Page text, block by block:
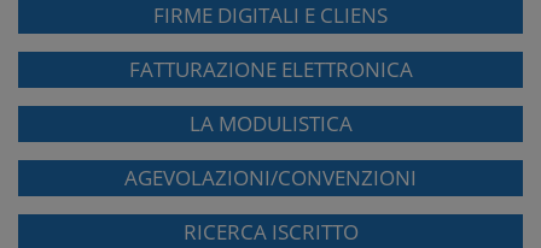
FIRME DIGITALI E CLIENS
FATTURAZIONE ELETTRONICA
LA MODULISTICA
AGEVOLAZIONI/CONVENZIONI
RICERCA ISCRITTO